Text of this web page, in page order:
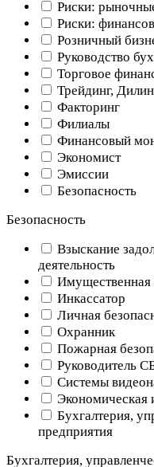
Риски:
Риски:
Розничный
Руководство
Торговое
Трейдинг,
Факторинг
Филиалы
Финансовый
Экономист
Эмиссии
Безопасность
Безопасность
Взыскание
деятельность
Имущественная
Инкассатор
Личная
Охранник
Пожарная
Руководитель
Системы
Экономическая
Бухгалтерия,
предприятия
Бухгалтерия,